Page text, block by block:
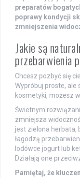
preparatów
poprawy kondycji
zmniejszenia
Jakie są
przebarwienia
Chcesz pozbyć się
Wypróbuj proste, ale
kosmetyki, możesz
Świetnym
zmniejsza
jest zielona herbata,
łagodzą
lodówce jogurt lub
Działają one
Pamiętaj, że